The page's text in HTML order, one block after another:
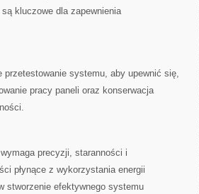
kluczowe dla zapewnienia
przetestowanie systemu, aby upewnić się,
pracy paneli oraz konserwacja
precyzji, staranności⁢ i
płynące z wykorzystania ⁤energii
‌stworzenie⁣ efektywnego systemu